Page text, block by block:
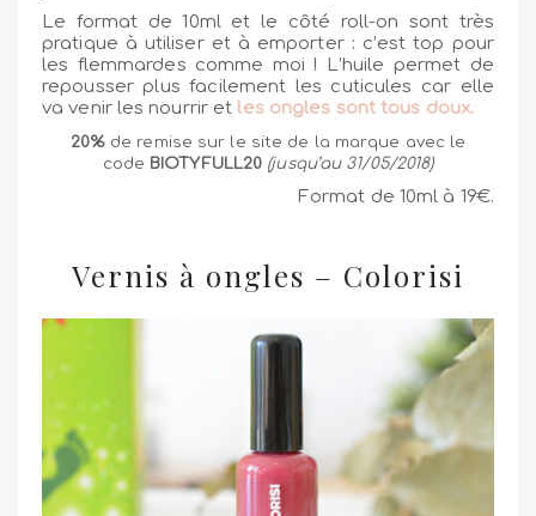
Le format de 10ml et le côté roll-on sont très
pratique à utiliser et à emporter : c’est top pour
les flemmardes comme moi ! L’huile permet de
repousser plus facilement les cuticules car elle
va venir les nourrir et les ongles sont tous doux.
20% de remise sur le site de la marque avec le
code BIOTYFULL20 (jusqu’au 31/05/2018)
Format de 10ml à 19€.
Vernis à ongles – Colorisi